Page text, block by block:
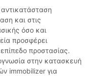
και στις
όσο και
προσφέρει
προστασίας.
στην κατασκευή
immobilizer για